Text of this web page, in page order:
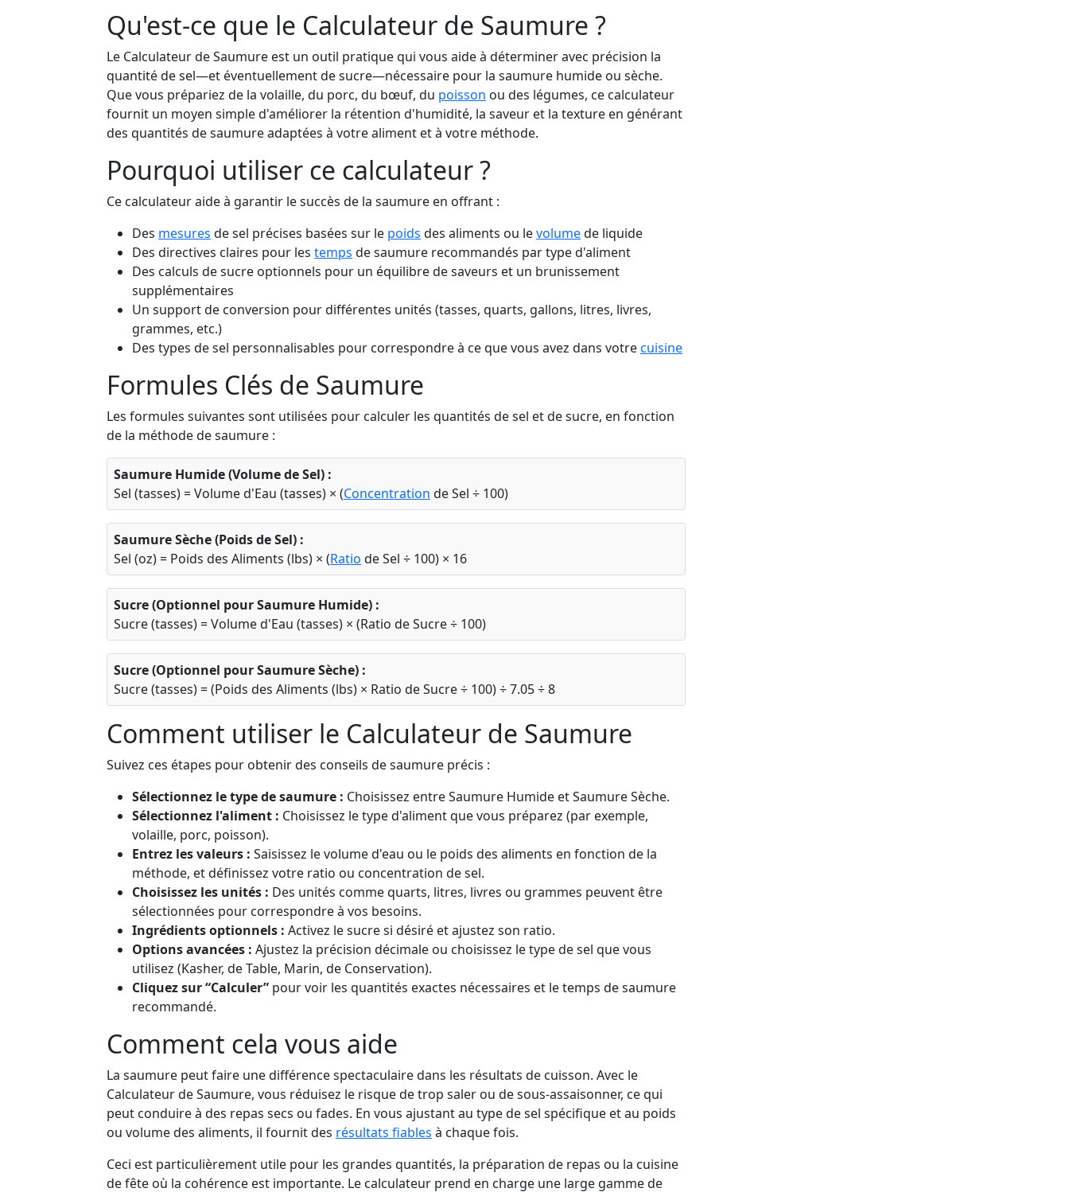
Qu'est-ce que le Calculateur de Saumure ?
Le Calculateur de Saumure est un outil pratique qui vous aide à déterminer avec précision la
quantité de sel—et éventuellement de sucre—nécessaire pour la saumure humide ou sèche.
Que vous prépariez de la volaille, du porc, du bœuf, du poisson ou des légumes, ce calculateur
fournit un moyen simple d'améliorer la rétention d'humidité, la saveur et la texture en générant
des quantités de saumure adaptées à votre aliment et à votre méthode.
Pourquoi utiliser ce calculateur ?
Ce calculateur aide à garantir le succès de la saumure en offrant :
Des mesures de sel précises basées sur le poids des aliments ou levolumede liquide
Des directives claires pour les temps de saumure recommandés par type d'aliment
Des calculs de sucre optionnels pour un équilibre de saveurs et un brunissement
supplémentaires
Un support de conversion pour différentes unités (tasses, quarts, gallons, litres, livres,
grammes, etc.)
Des types de sel personnalisables pour correspondre à ce que vous avez dans votrecuisine
Formules Clés de Saumure
Les formules suivantes sont utilisées pour calculer les quantités de sel et de sucre, en fonction
de la méthode de saumure :
Saumure Humide (Volume de Sel) :
Sel (tasses) = Volume d'Eau (tasses) × (Concentration de Sel ÷ 100)
Saumure Sèche (Poids de Sel) :
Sel (oz) = Poids des Aliments (lbs) × (Ratio de Sel ÷ 100) × 16
Sucre (Optionnel pour Saumure Humide) :
Sucre (tasses) = Volume d'Eau (tasses) × (Ratio de Sucre ÷ 100)
Sucre (Optionnel pour Saumure Sèche) :
Sucre (tasses) = (Poids des Aliments (lbs) × Ratio de Sucre ÷ 100) ÷ 7.05 ÷ 8
Comment utiliser le Calculateur de Saumure
Suivez ces étapes pour obtenir des conseils de saumure précis :
Sélectionnez le type de saumure : Choisissez entre Saumure Humide et Saumure Sèche.
Sélectionnez l'aliment : Choisissez le type d'aliment que vous préparez (par exemple,
volaille, porc, poisson).
Entrez les valeurs : Saisissez le volume d'eau ou le poids des aliments en fonction de la
méthode, et définissez votre ratio ou concentration de sel.
Choisissez les unités : Des unités comme quarts, litres, livres ou grammes peuvent être
sélectionnées pour correspondre à vos besoins.
Ingrédients optionnels : Activez le sucre si désiré et ajustez son ratio.
Options avancées : Ajustez la précision décimale ou choisissez le type de sel que vous
utilisez (Kasher, de Table, Marin, de Conservation).
Cliquez sur “Calculer” pour voir les quantités exactes nécessaires et le temps de saumure
recommandé.
Comment cela vous aide
La saumure peut faire une différence spectaculaire dans les résultats de cuisson. Avec le
Calculateur de Saumure, vous réduisez le risque de trop saler ou de sous-assaisonner, ce qui
peut conduire à des repas secs ou fades. En vous ajustant au type de sel spécifique et au poids
ou volume des aliments, il fournit des résultats fiables à chaque fois.
Ceci est particulièrement utile pour les grandes quantités, la préparation de repas ou la cuisine
de fête où la cohérence est importante. Le calculateur prend en charge une large gamme de